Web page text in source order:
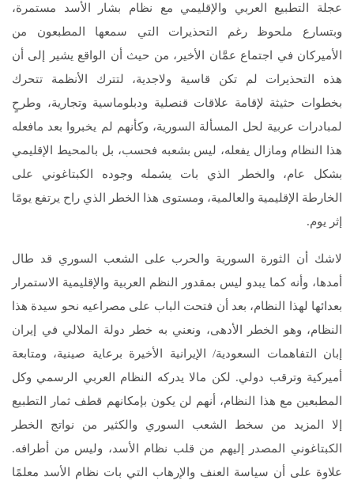
عجلة التطبيع العربي والإقليمي مع نظام بشار الأسد مستمرة،
وبتسارع ملحوظ رغم التحذيرات التي سمعها المطبعون من
الأميركان في اجتماع عمَّان الأخير، من حيث أن الواقع يشير إلى أن
هذه التحذيرات لم تكن قاسية ولاجدية، لتترك الأنظمة تتحرك
بخطوات حثيثة لإقامة علاقات قنصلية ودبلوماسية وتجارية، وطرحٍ
لمبادرات عربية لحل المسألة السورية، وكأنهم لم يخبروا بعد مافعله
هذا النظام ومازال يفعله، ليس بشعبه فحسب، بل بالمحيط الإقليمي
بشكل عام، والخطر الذي بات يشمله وجوده الكبتاغوني على
الخارطة الإقليمية والعالمية، ومستوى هذا الخطر الذي راح يرتفع يومًا
إثر يوم.
لاشك أن الثورة السورية والحرب على الشعب السوري قد طال
أمدها، وأنه كما يبدو ليس بمقدور النظم العربية والإقليمية الاستمرار
بعدائها لهذا النظام، بعد أن فتحت الباب على مصراعيه نحو سيدة هذا
النظام، وهو الخطر الأدهى، ونعني به خطر دولة الملالي في إيران
إبان التفاهمات السعودية/ الإيرانية الأخيرة برعاية صينية، ومتابعة
أميركية وترقب دولي. لكن مالا يدركه النظام العربي الرسمي وكل
المطبعين مع هذا النظام، أنهم لن يكون بإمكانهم قطف ثمار التطبيع
إلا المزيد من سخط الشعب السوري والكثير من نواتج الخطر
الكبتاغوني المصدر إليهم من قلب نظام الأسد، وليس من أطرافه.
علاوة على أن سياسة العنف والإرهاب التي بات نظام الأسد معلمًا